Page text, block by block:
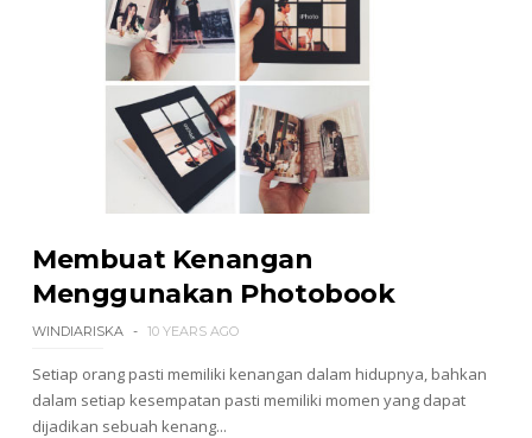
Membuat Kenangan
Menggunakan Photobook
WINDIARISKA 10 YEARS AGO
Setiap orang pasti memiliki kenangan dalam hidupnya, bahkan
dalam setiap kesempatan pasti memiliki momen yang dapat
dijadikan sebuah kenang...